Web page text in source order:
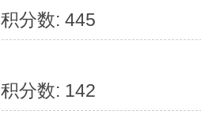
积分数: 445
积分数: 142